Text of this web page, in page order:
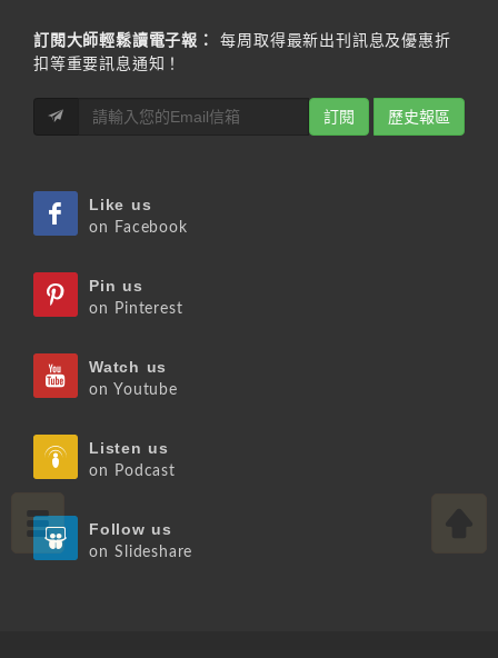
訂閱大師輕鬆讀電子報：
每周取得最新出刊訊息及優惠折
扣等重要訊息通知！
訂閱 歷史報區
Like us
on Facebook
Pin us
on Pinterest
Watch us
on Youtube
Listen us
on Podcast
Follow us
on Slideshare